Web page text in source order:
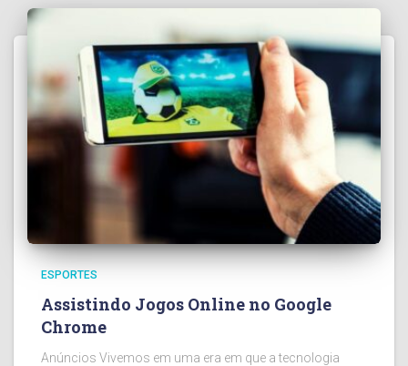
ESPORTES
Assistindo Jogos Online no Google
Chrome
Anúncios Vivemos em uma era em que a tecnologia